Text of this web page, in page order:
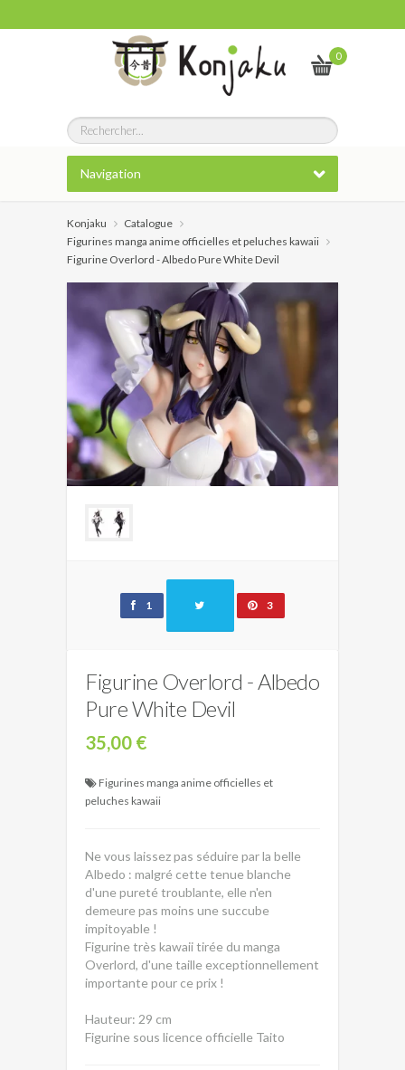
0
Navigation
Konjaku
Catalogue
Figurines manga anime officielles et peluches kawaii
Figurine Overlord - Albedo Pure White Devil
1 3
Figurine Overlord - Albedo
Pure White Devil
35,00 €
Figurines manga anime officielles et
peluches kawaii
Ne vous laissez pas séduire par la belle
Albedo : malgré cette tenue blanche
d'une pureté troublante, elle n'en
demeure pas moins une succube
impitoyable !
Figurine très kawaii tirée du manga
Overlord, d'une taille exceptionnellement
importante pour ce prix !
Hauteur: 29 cm
Figurine sous licence officielle Taito